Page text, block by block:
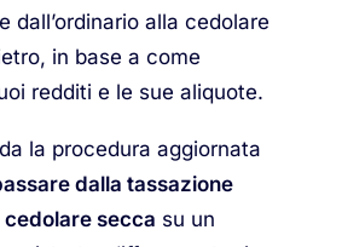
dall’ordinario alla cedolare
in base a come
redditi e le sue aliquote.
la procedura aggiornata
dalla tassazione
secca su un